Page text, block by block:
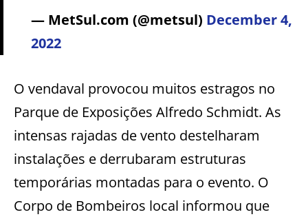
— MetSul.com (@metsul) December 4,
2022
O vendaval provocou muitos estragos no
Parque de Exposições Alfredo Schmidt. As
intensas rajadas de vento destelharam
instalações e derrubaram estruturas
temporárias montadas para o evento. O
Corpo de Bombeiros local informou que